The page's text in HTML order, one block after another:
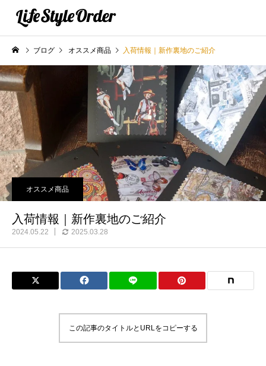
ブログ オススメ商品 入荷情報｜新作裏地のご紹介
オススメ商品
入荷情報｜新作裏地のご紹介
2024.05.22 2025.03.28
この記事のタイトルとURLをコピーする